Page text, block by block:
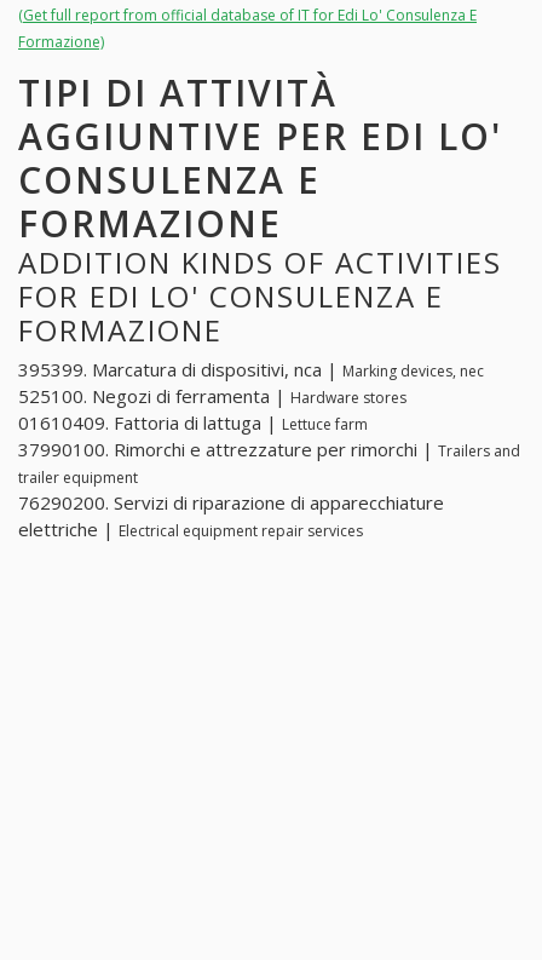
(Get full report from official database of IT for Edi Lo' Consulenza E
Formazione)
TIPI DI ATTIVITÀ
AGGIUNTIVE PER EDI LO'
CONSULENZA E
FORMAZIONE
ADDITION KINDS OF ACTIVITIES
FOR EDI LO' CONSULENZA E
FORMAZIONE
395399. Marcatura di dispositivi, nca | Marking devices, nec
525100. Negozi di ferramenta | Hardware stores
01610409. Fattoria di lattuga | Lettuce farm
37990100. Rimorchi e attrezzature per rimorchi | Trailers and
trailer equipment
76290200. Servizi di riparazione di apparecchiature
elettriche | Electrical equipment repair services